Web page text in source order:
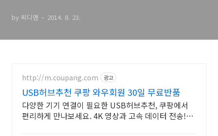
by 씨디맨 2014. 8. 23.
http://m.coupang.com 광고
USB허브추천 쿠팡 와우회원 30일 무료반품
다양한 기기 연결이 필요한 USB허브추천, 쿠팡에서
편리하게 만나보세요. 4K 영상과 고속 데이터 전송!